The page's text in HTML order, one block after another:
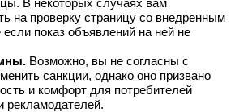
на проверку страницу со внедренным
показ объявлений на ней не
Возможно, вы не согласны с
санкции, однако оно призвано
и комфорт для потребителей
рекламодателей.